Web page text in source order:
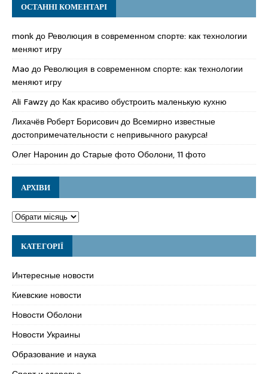
ОСТАННІ КОМЕНТАРІ
monkдо Революция в современном спорте: как технологии
меняют игру
Mao до Революция в современном спорте: как технологии
меняют игру
Ali Fawzyдо Как красиво обустроить маленькую кухню
Лихачёв Роберт Борисовичдо Всемирно известные
достопримечательности с непривычного ракурса!
Олег Наронин доСтарые фото Оболони, 11 фото
АРХІВИ
КАТЕГОРІЇ
Интересные новости
Киевские новости
Новости Оболони
Новости Украины
Образование и наука